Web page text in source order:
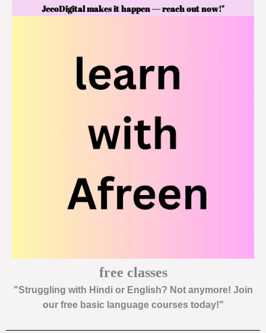
JeeoDigital makes it happen — reach out now!"
free classes
"Struggling with Hindi or English? Not anymore! Join
our free basic language courses today!"